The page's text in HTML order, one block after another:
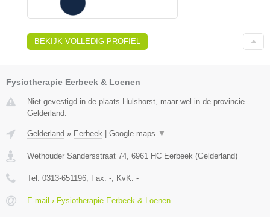
BEKIJK VOLLEDIG PROFIEL
Fysiotherapie Eerbeek & Loenen
Niet gevestigd in de plaats Hulshorst, maar wel in de provincie
Gelderland.
Gelderland » Eerbeek Google maps ▼
Wethouder Sandersstraat 74 6961 HC Eerbeek (Gelderland)
Tel: 0313-651196 , Fax: - , KvK: -
E-mail › Fysiotherapie Eerbeek & Loenen